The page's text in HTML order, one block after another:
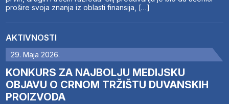
prošire svoja znanja iz oblasti finansija, […]
AKTIVNOSTI
29. Maja 2026.
KONKURS ZA NAJBOLJU MEDIJSKU
OBJAVU O CRNOM TRŽIŠTU DUVANSKIH
PROIZVODA